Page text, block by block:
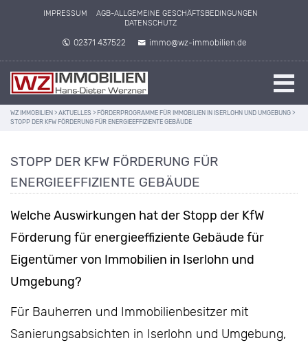
IMPRESSUM
AGB-ALLGEMEINE GESCHÄFTSBEDINGUNGEN
DATENSCHUTZ
02371 437522 immo@wz-immobilien.de
WZ IMMOBILIEN > AKTUELLES > FÖRDERPROGRAMME FÜR IMMOBILIEN IN ISERLOHN UND UMGEBUNG >
STOPP DER KFW FÖRDERUNG FÜR ENERGIEEFFIZIENTE GEBÄUDE
STOPP DER KFW FÖRDERUNG FÜR
ENERGIEEFFIZIENTE GEBÄUDE
Welche Auswirkungen hat der Stopp der KfW
Förderung für energieeffiziente Gebäude für
Eigentümer von Immobilien in Iserlohn und
Umgebung?
Für Bauherren und Immobilienbesitzer mit
Sanierungsabsichten in Iserlohn und Umgebung,